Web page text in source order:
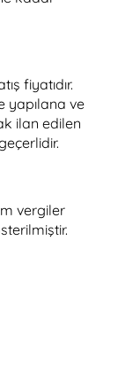
fiyatıdır.
yapılana ve
ilan edilen
vergiler